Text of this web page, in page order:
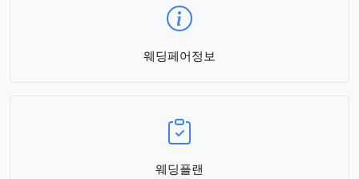
웨딩페어정보
웨딩플랜